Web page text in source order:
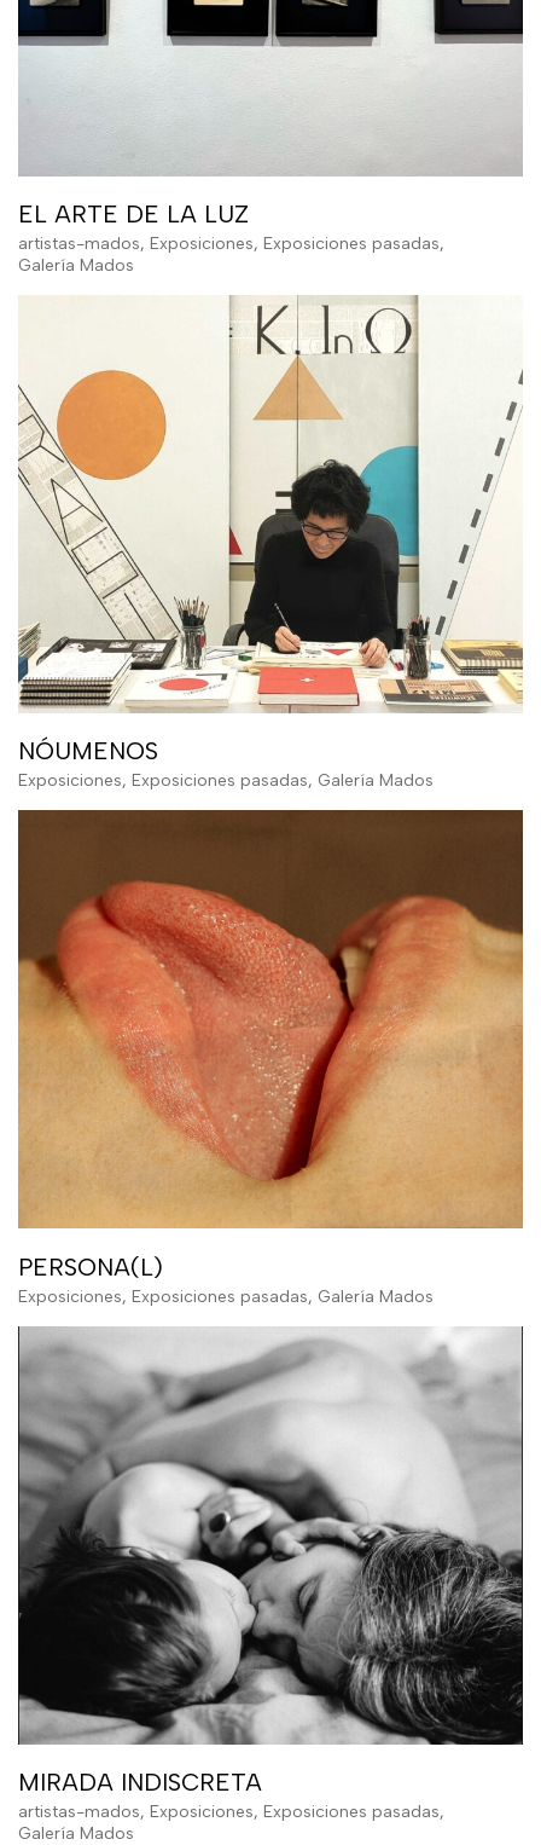
EL ARTE DE LA LUZ
artistas-mados, Exposiciones, Exposiciones pasadas,
Galería Mados
NÓUMENOS
Exposiciones, Exposiciones pasadas, Galería Mados
PERSONA(L)
Exposiciones, Exposiciones pasadas, Galería Mados
MIRADA INDISCRETA
artistas-mados, Exposiciones, Exposiciones pasadas,
Galería Mados